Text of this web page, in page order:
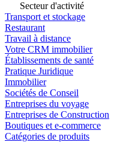
Secteur d'activité
Transport et stockage
Restaurant
Travail à distance
Votre CRM immobilier
Établissements de santé
Pratique Juridique
Immobilier
Sociétés de Conseil
Entreprises du voyage
Entreprises de Construction
Boutiques et e-commerce
Catégories de produits